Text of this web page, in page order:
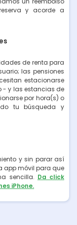
y acorde a
de renta para
las pensiones
estacionarse
- y las estancias de
por hora(s) o
tu búsqueda y
y sin parar así
app móvil para que
sencilla. Da click
iPhone.